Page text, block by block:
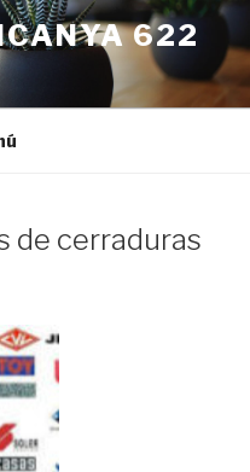
622
de cerraduras